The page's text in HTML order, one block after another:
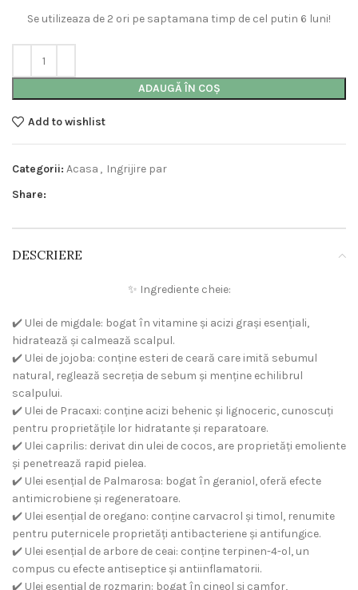
Se utilizeaza de 2 ori pe saptamana timp de cel putin 6 luni!
ADAUGĂ ÎN COȘ
Add to wishlist
Categorii: Acasa , Ingrijire par
Share:
DESCRIERE
✨ Ingrediente cheie:
✔️ Ulei de migdale: bogat în vitamine și acizi grași esențiali,
hidratează și calmează scalpul.
✔️ Ulei de jojoba: conține esteri de ceară care imită sebumul
natural, reglează secreția de sebum și menține echilibrul
scalpului.
✔️ Ulei de Pracaxi: conține acizi behenic și lignoceric, cunoscuți
pentru proprietățile lor hidratante și reparatoare.
✔️ Ulei caprilis: derivat din ulei de cocos, are proprietăți emoliente
și penetrează rapid pielea.
✔️ Ulei esențial de Palmarosa: bogat în geraniol, oferă efecte
antimicrobiene și regeneratoare.
✔️ Ulei esențial de oregano: conține carvacrol și timol, renumite
pentru puternicele proprietăți antibacteriene și antifungice.
✔️ Ulei esențial de arbore de ceai: conține terpinen-4-ol, un
compus cu efecte antiseptice și antiinflamatorii.
✔️ Ulei esențial de rozmarin: bogat în cineol și camfor,